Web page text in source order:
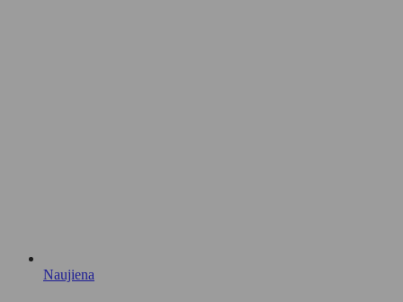
Naujiena